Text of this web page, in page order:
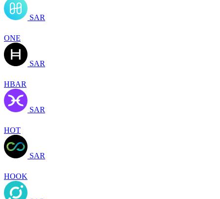
SAR
ONE
SAR
HBAR
SAR
HOT
SAR
HOOK